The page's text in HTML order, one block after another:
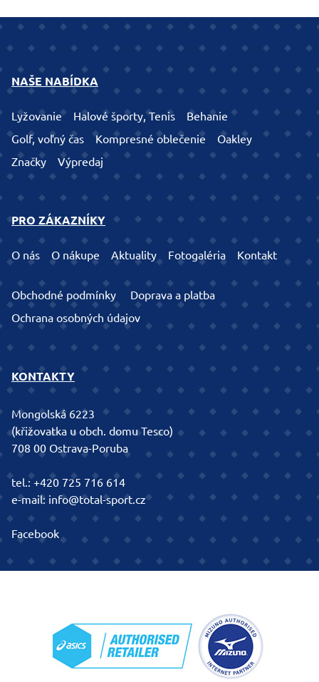
NAŠE NABÍDKA
Lyžovanie Halové športy, Tenis
Behanie
Golf, voľný čas
Kompresné oblečenie
Oakley
Značky
Výpredaj
PRO ZÁKAZNÍKY
O nás O nákupe Aktuality Fotogaléria Kontakt
Obchodné podmínky
Doprava a platba
Ochrana osobných údajov
KONTAKTY
Mongolská 6223
(křižovatka u obch. domu Tesco)
708 00 Ostrava-Poruba
tel.: +420 725 716 614
e-mail: info@total-sport.cz
Facebook